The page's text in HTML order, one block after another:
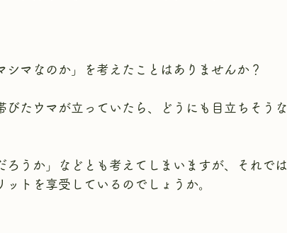
マなのか」を考えたことはありませんか？
たウマが立っていたら、どうにも目立ちそうな
ろうか」などとも考えてしまいますが、それでは
トを享受しているのでしょうか。